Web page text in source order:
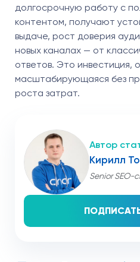
долгосрочную работу с
контентом, получают
выдаче, рост доверия
новых каналах — от
ответов. Это инвестиция,
масштабирующаяся без
роста затрат.
Кирилл
Senior SEO-